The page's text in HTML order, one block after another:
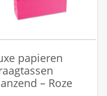
papieren
– Roze